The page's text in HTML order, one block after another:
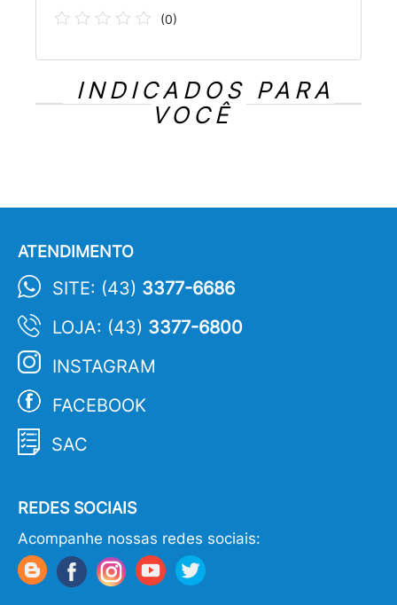
(0)
INDICADOS PARA
VOCÊ
ATENDIMENTO
SITE: (43) 3377-6686
LOJA: (43) 3377-6800
INSTAGRAM
FACEBOOK
SAC
REDES SOCIAIS
Acompanhe nossas redes sociais: